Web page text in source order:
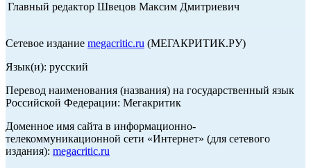
Главный редактор Швецов Максим Дмитриевич
Сетевое издание megacritic.ru (МЕГАКРИТИК.РУ)
Язык(и): русский
Перевод наименования (названия) на государственный язык
Российской Федерации: Мегакритик
Доменное имя сайта в информационно-
телекоммуникационной сети «Интернет» (для сетевого
издания): megacritic.ru